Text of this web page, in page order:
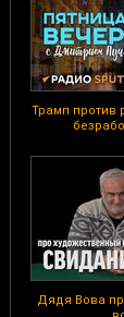
Трамп против
Дядя Вова